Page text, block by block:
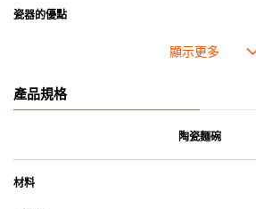
瓷器的優點
• 耐熱性極佳，適用於微波爐，也可放入焗爐，耐
• 可用於洗碗機。
• 合乎食用安全的塗層表面，幾乎不黏，食物容易
*不可直接用於熱源上
產品規格
陶瓷麵碗
材料